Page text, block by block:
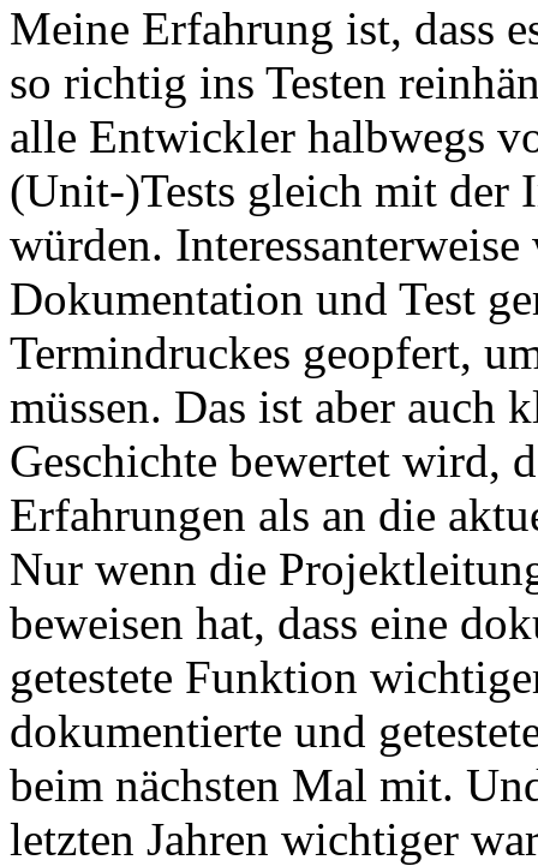
Meine Erfahrung ist, dass
so richtig ins Testen
alle Entwickler halbwegs
(Unit-)Tests gleich mit der
würden.
Dokumentation und Test
Termindruckes geopfert,
müssen. Das ist aber auch
Geschichte bewertet wird,
Erfahrungen als an die
Nur wenn die
beweisen hat, dass eine
getestete Funktion
dokumentierte und
beim nächsten Mal mit.
letzten Jahren wichtiger